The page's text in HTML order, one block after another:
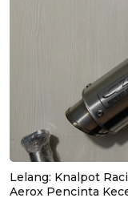
Lelang: Knalpot
Aerox Pencinta